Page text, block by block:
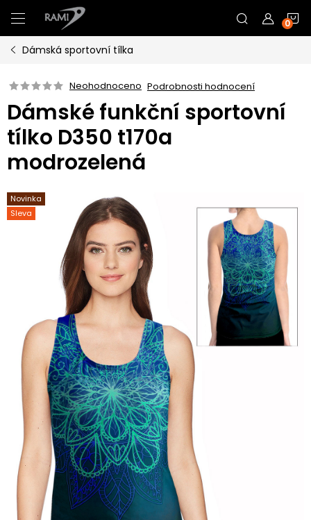
na
obsah
Dámská sportovní tílka
Neohodnoceno Podrobnosti hodnocení
Dámské funkční sportovní
tílko D350 t170a
modrozelená
Novinka
Sleva